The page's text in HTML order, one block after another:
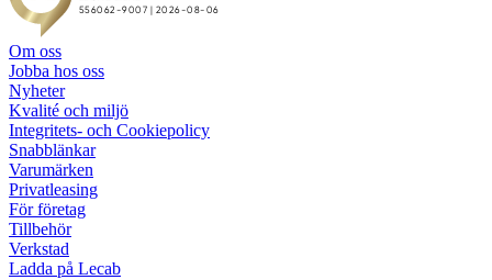
Om oss
Jobba hos oss
Nyheter
Kvalité och miljö
Integritets- och Cookiepolicy
Snabblänkar
Varumärken
Privatleasing
För företag
Tillbehör
Verkstad
Ladda på Lecab